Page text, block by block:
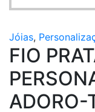
Jóias,
FIO
ADORO-